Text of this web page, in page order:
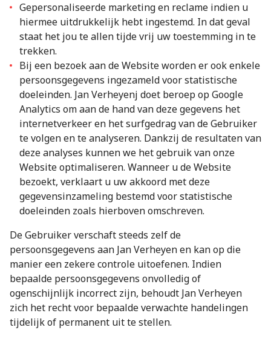
Gepersonaliseerde marketing en reclame indien u
hiermee uitdrukkelijk hebt ingestemd. In dat geval
staat het jou te allen tijde vrij uw toestemming in te
trekken.
Bij een bezoek aan de Website worden er ook enkele
persoonsgegevens ingezameld voor statistische
doeleinden. Jan Verheyenj doet beroep op Google
Analytics om aan de hand van deze gegevens het
internetverkeer en het surfgedrag van de Gebruiker
te volgen en te analyseren. Dankzij de resultaten van
deze analyses kunnen we het gebruik van onze
Website optimaliseren. Wanneer u de Website
bezoekt, verklaart u uw akkoord met deze
gegevensinzameling bestemd voor statistische
doeleinden zoals hierboven omschreven.
De Gebruiker verschaft steeds zelf de
persoonsgegevens aan Jan Verheyen en kan op die
manier een zekere controle uitoefenen. Indien
bepaalde persoonsgegevens onvolledig of
ogenschijnlijk incorrect zijn, behoudt Jan Verheyen
zich het recht voor bepaalde verwachte handelingen
tijdelijk of permanent uit te stellen.